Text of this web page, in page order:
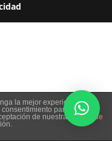
la mejor experiencia de
para la
de nuestra
política de